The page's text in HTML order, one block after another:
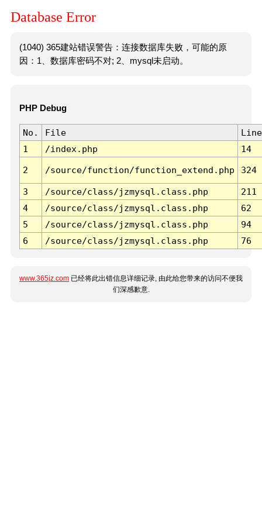
Database Error
(1040) 365建站错误警告：连接数据库失败，可能的原
因：1、数据库密码不对; 2、mysql未启动。
PHP Debug
No. File
Line
1
/index.php 14
2 /source/function/function_extend.php 324
3 /source/class/jzmysql.class.php
211
4
/source/class/jzmysql.class.php
62
5
/source/class/jzmysql.class.php
94
6
/source/class/jzmysql.class.php 76
www.365jz.com 已经将此出错信息详细记录, 由此给您带来的访问不便我
们深感歉意.